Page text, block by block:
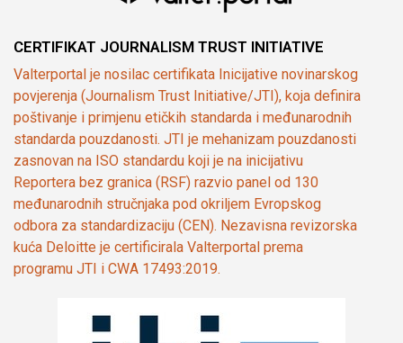
CERTIFIKAT JOURNALISM TRUST INITIATIVE
Valterportal je nosilac certifikata Inicijative novinarskog
povjerenja (Journalism Trust Initiative/JTI), koja definira
poštivanje i primjenu etičkih standarda i međunarodnih
standarda pouzdanosti. JTI je mehanizam pouzdanosti
zasnovan na ISO standardu koji je na inicijativu
Reportera bez granica (RSF) razvio panel od 130
međunarodnih stručnjaka pod okriljem Evropskog
odbora za standardizaciju (CEN). Nezavisna revizorska
kuća Deloitte je certificirala Valterportal prema
programu JTI i CWA 17493:2019.